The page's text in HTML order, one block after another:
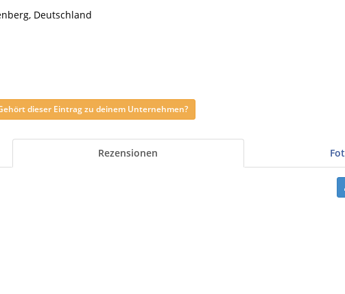
Deutschland
dieser Eintrag zu deinem Unternehmen?
Rezensionen